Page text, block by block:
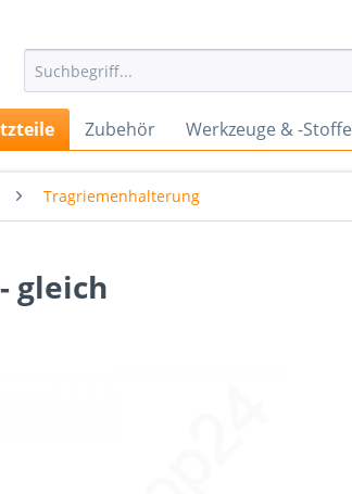
Zubehör Werkzeuge & -Stoffe
Tragriemenhalterung
gleich